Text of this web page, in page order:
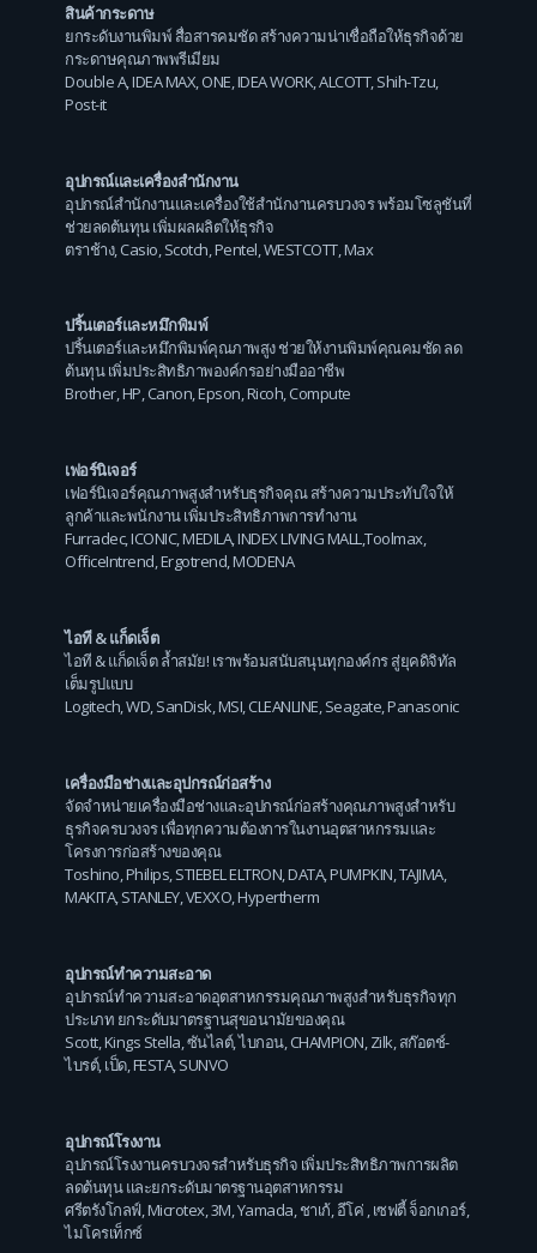
สินค้ากระดาษ
ยกระดับงานพิมพ์ สื่อสารคมชัด สร้างความน่าเชื่อถือให้ธุรกิจด้วย
กระดาษคุณภาพพรีเมียม
Double A,IDEA MAX,ONE,IDEA WORK,ALCOTT,Shih-Tzu,
Post-it
อุปกรณ์และเครื่องสำนักงาน
อุปกรณ์สำนักงานและเครื่องใช้สำนักงานครบวงจร พร้อมโซลูชันที่
ช่วยลดต้นทุน เพิ่มผลผลิตให้ธุรกิจ
ตราช้าง, Casio Scotch Pentel WESTCOTT, Max
ปริ้นเตอร์และหมึกพิมพ์
ปริ้นเตอร์และหมึกพิมพ์คุณภาพสูง ช่วยให้งานพิมพ์คุณคมชัด ลด
ต้นทุน เพิ่มประสิทธิภาพองค์กรอย่างมืออาชีพ
Brother,HP,Canon,Epson,Ricoh,Compute
เฟอร์นิเจอร์
เฟอร์นิเจอร์คุณภาพสูงสำหรับธุรกิจคุณ สร้างความประทับใจให้
ลูกค้าและพนักงาน เพิ่มประสิทธิภาพการทำงาน
Furradec,ICONIC,MEDILA,INDEX LIVING MALL,Toolmax,
OfficeIntrend,Ergotrend,MODENA
ไอที & แก็ดเจ็ต
ไอที & แก็ดเจ็ต ล้ำสมัย! เราพร้อมสนับสนุนทุกองค์กร สู่ยุคดิจิทัล
เต็มรูปแบบ
Logitech,WD,SanDisk,MSI,CLEANLINE,Seagate,Panasonic
เครื่องมือช่างและอุปกรณ์ก่อสร้าง
จัดจำหน่ายเครื่องมือช่างและอุปกรณ์ก่อสร้างคุณภาพสูงสำหรับ
ธุรกิจครบวงจร เพื่อทุกความต้องการในงานอุตสาหกรรมและ
โครงการก่อสร้างของคุณ
Toshino,Philips,STIEBEL ELTRON,DATA,PUMPKIN,TAJIMA,
MAKITA,STANLEY,VEXXO,Hypertherm
อุปกรณ์ทำความสะอาด
อุปกรณ์ทำความสะอาดอุตสาหกรรมคุณภาพสูงสำหรับธุรกิจทุก
ประเภท ยกระดับมาตรฐานสุขอนามัยของคุณ
Scott,Kings Stella,ซันไลต์,ไบกอน,CHAMPION,Zilk,สก๊อตช์-
ไบรต์,เป็ด,FESTA,SUNVO
อุปกรณ์โรงงาน
อุปกรณ์โรงงานครบวงจรสำหรับธุรกิจ เพิ่มประสิทธิภาพการผลิต
ลดต้นทุน และยกระดับมาตรฐานอุตสาหกรรม
ศรีตรังโกลฟ์,Microtex,3M,Yamada,ชาเก้,อีโค่ ,เซฟตี้ จ็อกเกอร์,
ไมโครเท็กซ์